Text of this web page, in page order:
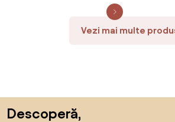
Vezi mai multe
Descoperă,